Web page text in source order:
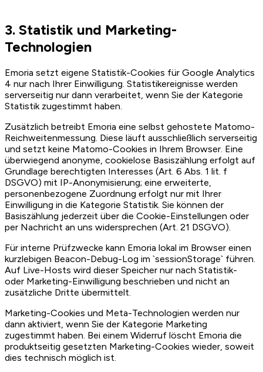
3. Statistik und Marketing-
Technologien
Emoria setzt eigene Statistik-Cookies für Google Analytics
4 nur nach Ihrer Einwilligung. Statistikereignisse werden
serverseitig nur dann verarbeitet, wenn Sie der Kategorie
Statistik zugestimmt haben.
Zusätzlich betreibt Emoria eine selbst gehostete Matomo-
Reichweitenmessung. Diese läuft ausschließlich serverseitig
und setzt keine Matomo-Cookies in Ihrem Browser. Eine
überwiegend anonyme, cookielose Basiszählung erfolgt auf
Grundlage berechtigten Interesses (Art. 6 Abs. 1 lit. f
DSGVO) mit IP-Anonymisierung; eine erweiterte,
personenbezogene Zuordnung erfolgt nur mit Ihrer
Einwilligung in die Kategorie Statistik. Sie können der
Basiszählung jederzeit über die Cookie-Einstellungen oder
per Nachricht an uns widersprechen (Art. 21 DSGVO).
Für interne Prüfzwecke kann Emoria lokal im Browser einen
kurzlebigen Beacon-Debug-Log im `sessionStorage` führen.
Auf Live-Hosts wird dieser Speicher nur nach Statistik-
oder Marketing-Einwilligung beschrieben und nicht an
zusätzliche Dritte übermittelt.
Marketing-Cookies und Meta-Technologien werden nur
dann aktiviert, wenn Sie der Kategorie Marketing
zugestimmt haben. Bei einem Widerruf löscht Emoria die
produktseitig gesetzten Marketing-Cookies wieder, soweit
dies technisch möglich ist.